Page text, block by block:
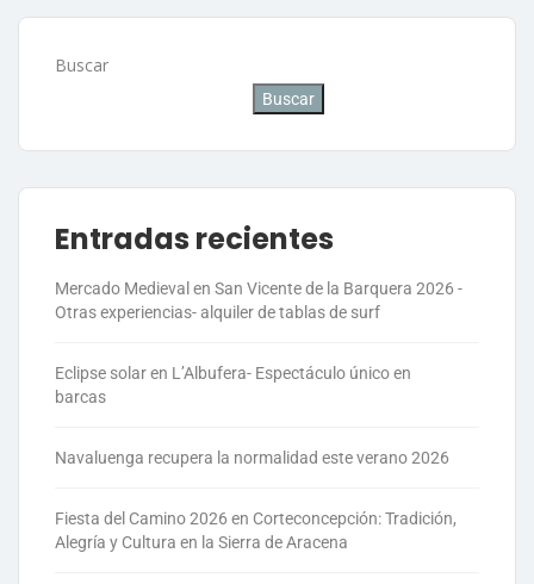
Buscar
Buscar
Entradas recientes
Mercado Medieval en San Vicente de la Barquera 2026 -
Otras experiencias- alquiler de tablas de surf
Eclipse solar en L’Albufera- Espectáculo único en
barcas
Navaluenga recupera la normalidad este verano 2026
Fiesta del Camino 2026 en Corteconcepción: Tradición,
Alegría y Cultura en la Sierra de Aracena